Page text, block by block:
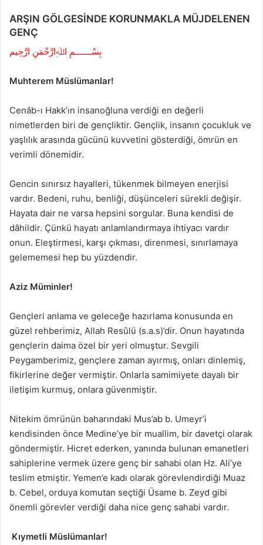
ARŞIN GÖLGESİNDE KORUNMAKLA MÜJDELENEN
GENÇ
بِسْـــــــمِ اﷲِارَّحْمَنِ ارَّحِيم
Muhterem Müslümanlar!
Cenâb-ı Hakk’ın insanoğluna verdiği en değerli
nimetlerden biri de gençliktir. Gençlik, insanın çocukluk ve
yaşlılık arasında gücünü kuvvetini gösterdiği, ömrün en
verimli dönemidir.
Gencin sınırsız hayalleri, tükenmek bilmeyen enerjisi
vardır. Bedeni, ruhu, benliği, düşünceleri sürekli değişir.
Hayata dair ne varsa hepsini sorgular. Buna kendisi de
dâhildir. Çünkü hayatı anlamlandırmaya ihtiyacı vardır
onun. Eleştirmesi, karşı çıkması, direnmesi, sınırlamaya
gelememesi hep bu yüzdendir.
Aziz Müminler!
Gençleri anlama ve geleceğe hazırlama konusunda en
güzel rehberimiz, Allah Resûlü (s.a.s)’dir. Onun hayatında
gençlerin daima özel bir yeri olmuştur. Sevgili
Peygamberimiz, gençlere zaman ayırmış, onları dinlemiş,
fikirlerine değer vermiştir. Onlarla samimiyete dayalı bir
iletişim kurmuş, onlara güvenmiştir.
Nitekim ömrünün baharındaki Mus’ab b. Umeyr’i
kendisinden önce Medine’ye bir muallim, bir davetçi olarak
göndermiştir. Hicret ederken, yanında bulunan emanetleri
sahiplerine vermek üzere genç bir sahabi olan Hz. Ali’ye
teslim etmiştir. Yemen’e kadı olarak görevlendirdiği Muaz
b. Cebel, orduya komutan seçtiği Üsame b. Zeyd gibi
önemli görevler verdiği daha nice genç sahabi vardır.
Kıymetli Müslümanlar!